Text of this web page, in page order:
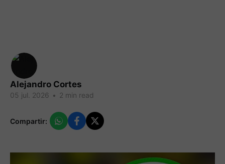
Alejandro Cortes
05 jul. 2026 • 2 min read
Compartir: